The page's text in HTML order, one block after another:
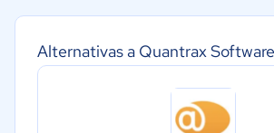
Alternativas a Quantrax